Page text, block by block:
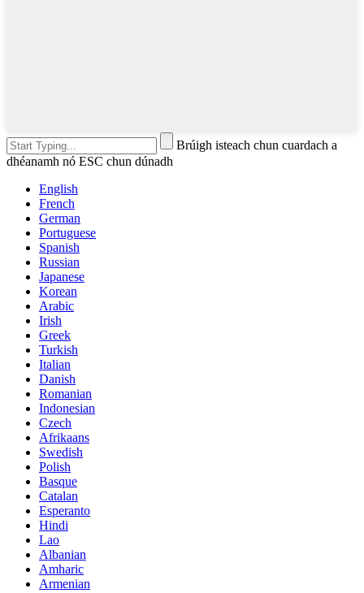
Brúigh isteach chun cuardach a
dhéanamh nó ESC chun dúnadh
English
French
German
Portuguese
Spanish
Russian
Japanese
Korean
Arabic
Irish
Greek
Turkish
Italian
Danish
Romanian
Indonesian
Czech
Afrikaans
Swedish
Polish
Basque
Catalan
Esperanto
Hindi
Lao
Albanian
Amharic
Armenian